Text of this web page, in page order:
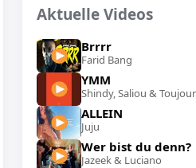
Aktuelle Videos
Brrrr
Farid Bang
YMM
Shindy, Saliou & Toujour
ALLEIN
Juju
Wer bist du denn?
Jazeek & Luciano